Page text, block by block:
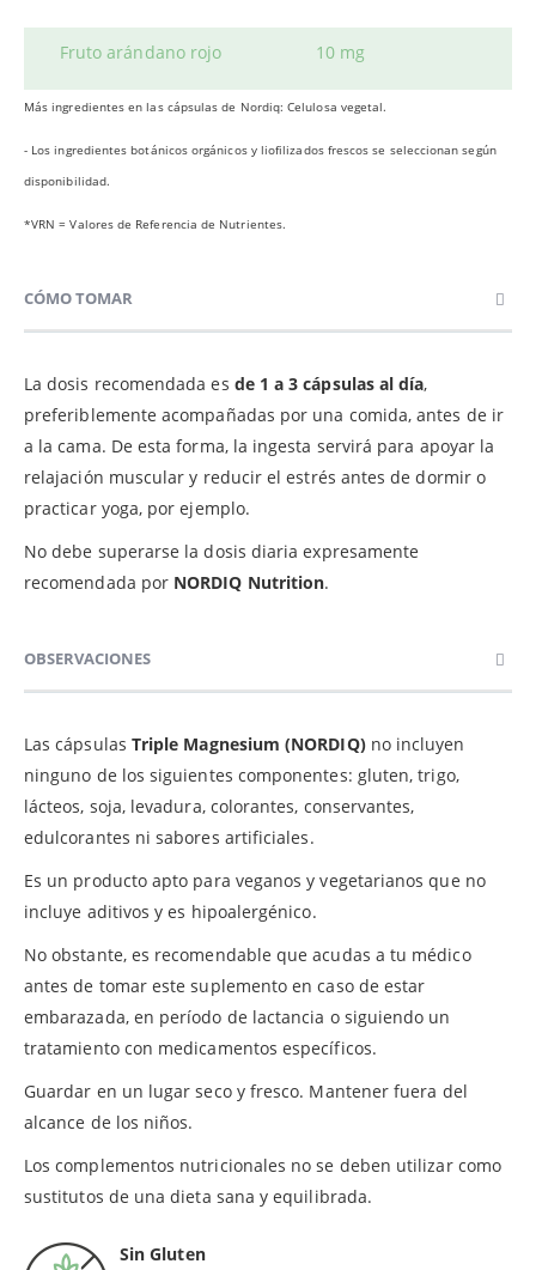
Fruto arándano rojo 10 mg
Más ingredientes en las cápsulas de Nordiq: Celulosa vegetal.
- Los ingredientes botánicos orgánicos y liofilizados frescos se seleccionansegún
disponibilidad.
*VRN = Valores de Referencia de Nutrientes.
CÓMO TOMAR
La dosis recomendada es de 1 a 3 cápsulas al día,
preferiblemente acompañadas por una comida, antes de ir
a la cama. De esta forma, la ingesta servirá para apoyar la
relajación muscular y reducir el estrés antes de dormir o
practicar yoga, por ejemplo.
No debe superarse la dosis diaria expresamente
recomendada por NORDIQ Nutrition.
OBSERVACIONES
Las cápsulas Triple Magnesium (NORDIQ) no incluyen
ninguno de los siguientes componentes: gluten, trigo,
lácteos, soja, levadura, colorantes, conservantes,
edulcorantes ni sabores artificiales.
Es un producto apto para veganos y vegetarianos que no
incluye aditivos y es hipoalergénico.
No obstante, es recomendable que acudas a tu médico
antes de tomar este suplemento en caso de estar
embarazada, en período de lactancia o siguiendo un
tratamiento con medicamentos específicos.
Guardar en un lugar seco y fresco. Mantener fuera del
alcance de los niños.
Los complementos nutricionales no se deben utilizar como
sustitutos de una dieta sana y equilibrada.
Sin Gluten